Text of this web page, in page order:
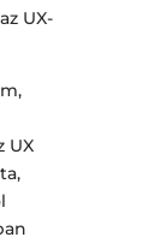
UX-
UX